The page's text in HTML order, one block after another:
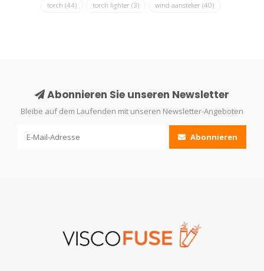
torch (44) torch lighter (3) wind aansteker (40)
Abonnieren Sie unseren Newsletter
Bleibe auf dem Laufenden mit unseren Newsletter-Angeboten
Abonnieren